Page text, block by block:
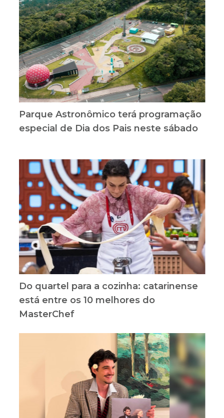
Parque Astronômico terá programação
especial de Dia dos Pais neste sábado
Do quartel para a cozinha: catarinense
está entre os 10 melhores do
MasterChef